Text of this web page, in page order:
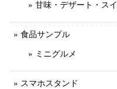
甘味・デザート・ス
食品サンプル
ミニグルメ
スマホスタンド